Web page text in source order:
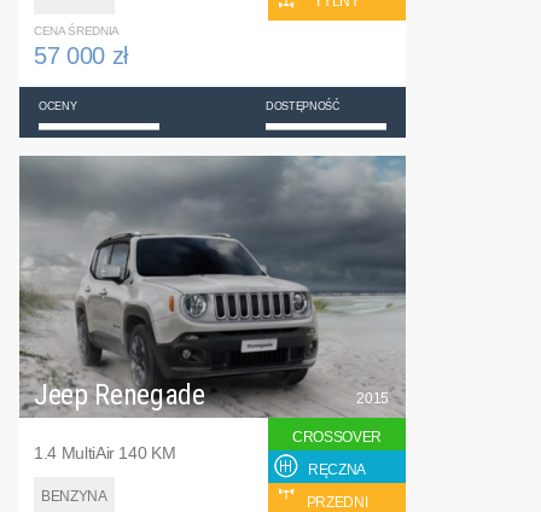
CENA ŚREDNIA
57 000 zł
OCENY DOSTĘPNOŚĆ
Jeep Renegade
1.4 MultiAir 140 KM
BENZYNA
2015
CROSSOVER
RĘCZNA
PRZEDNI